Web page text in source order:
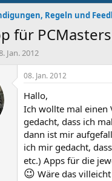
Regeln und
für
Jan. 2012
08. Jan. 2012
Hallo,
Ich wollte mal einen
gedacht, dass ich
dann ist mir
ich mir gedacht,
etc.) Apps für die
😉 Wäre das